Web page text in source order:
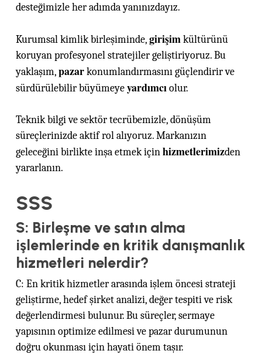
desteğimizle her adımda yanınızdayız.
Kurumsal kimlik birleşiminde,girişimkültürünü
koruyan profesyonel stratejiler geliştiriyoruz. Bu
yaklaşım,pazarkonumlandırmasını güçlendirir ve
sürdürülebilir büyümeyeyardımcıolur.
Teknik bilgi ve sektör tecrübemizle, dönüşüm
süreçlerinizde aktif rol alıyoruz. Markanızın
geleceğini birlikte inşa etmek içinhizmetlerimizden
yararlanın.
SSS
S: Birleşme ve satın alma
işlemlerinde en kritik danışmanlık
hizmetleri nelerdir?
C: En kritik hizmetler arasında işlem öncesi strateji
geliştirme, hedef şirket analizi, değer tespiti ve risk
değerlendirmesi bulunur. Bu süreçler, sermaye
yapısının optimize edilmesi ve pazar durumunun
doğru okunması için hayati önem taşır.